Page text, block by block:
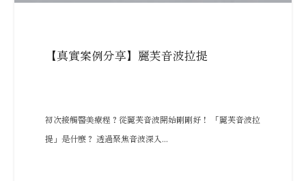
【真實案例分享】麗芙音波拉提
初次接觸醫美療程？從麗芙音波開始剛剛好！ 「麗芙音波拉
提」是什麼？ 透過聚焦音波深入...